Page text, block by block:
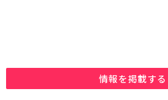
情報を掲載する